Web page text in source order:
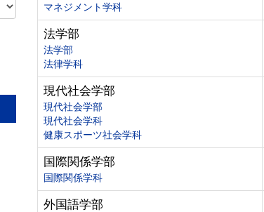
マネジメント学科
法学部
法学部
法律学科
現代社会学部
現代社会学部
現代社会学科
健康スポーツ社会学科
国際関係学部
国際関係学科
外国語学部